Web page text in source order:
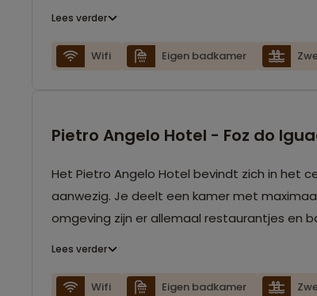
Lees verder
Wifi Eigen badkamer
Pietro Angelo Hotel - Foz do
Het Pietro Angelo Hotel bevindt zich in het
aanwezig. Je deelt een kamer met
omgeving zijn er allemaal restaurantjes en
Lees verder
Wifi Eigen badkamer